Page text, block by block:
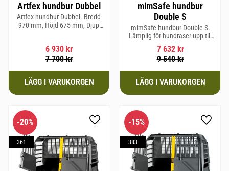
Artfex hundbur Dubbel
Artfex hundbur Dubbel. Bredd
970 mm, Höjd 675 mm, Djup
6 930kr
7 700kr
mimSafe hundbur
Double S
mimSafe hundbur Double S.
Lämplig för hundraser upp till
52 cm i mankhöjd.
7 632kr
9 540kr
20%
361
Lägg till i favoriter
15%
383
Lägg